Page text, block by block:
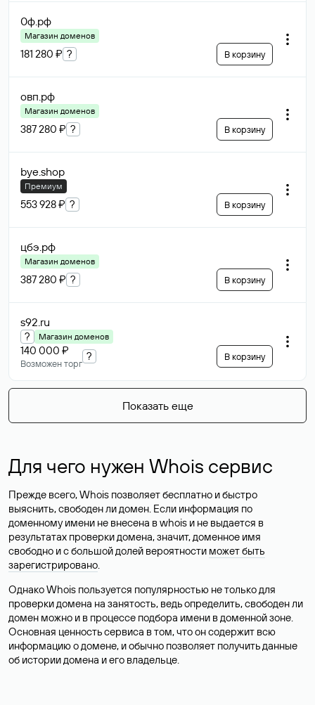
0ф.рф
Магазин доменов
181 280 ₽ ? В корзину
овп.рф
Магазин доменов
387 280 ₽ ? В корзину
bye.shop
Премиум
553 928 ₽ ? В корзину
цбэ.рф
Магазин доменов
387 280 ₽ ? В корзину
s92.ru
? Магазин доменов
140 000 ₽
Возможен торг
? В корзину
Показать еще
Для чего нужен Whois сервис
Прежде всего, Whois позволяет бесплатно и быстро
выяснить, свободен ли домен. Если информация по
доменному имени не внесена в whois и не выдается в
результатах проверки домена, значит, доменное имя
свободно и с большой долей вероятности может быть
зарегистрировано.
Однако Whois пользуется популярностью не только для
проверки домена на занятость, ведь определить, свободен ли
домен можно и в процессе подбора имени в доменной зоне.
Основная ценность сервиса в том, что он содержит всю
информацию о домене, и обычно позволяет получить данные
об истории домена и его владельце.